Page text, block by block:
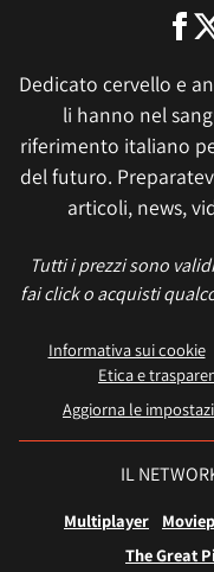
Dedicato cervello e
li hanno nel
riferimento italiano
del futuro.
articoli, news,
Tutti i prezzi sono
fai click o acquisti
Informativa sui cookie
Etica e
Aggiorna le
IL
Multiplayer
The Great